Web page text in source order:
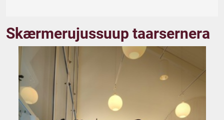
Skærmerujussuup taarsernera